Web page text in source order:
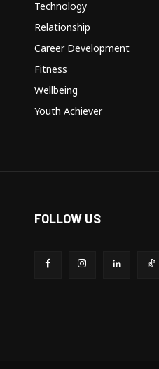
Technology
Relationship
Career Development
Fitness
Wellbeing
Youth Achiever
FOLLOW US